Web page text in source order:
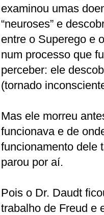
examinou umas
“neuroses” e
entre o Superego e
num processo que
perceber: ele
(tornado
Mas ele morreu
funcionava e de
funcionamento dele
parou por aí.
Pois o Dr. Daudt
trabalho de Freud e